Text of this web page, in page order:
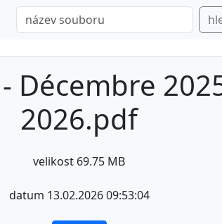
Décembre
2026.pdf
velikost 69.75 MB
datum 13.02.2026 09:53:04